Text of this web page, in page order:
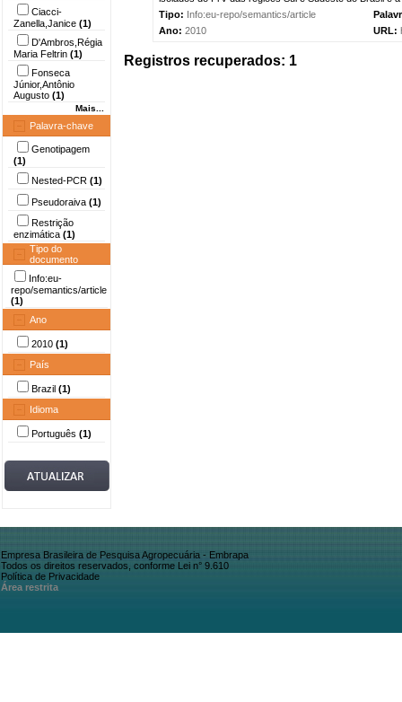
Ciacci-
Zanella,Janice (1)
D'Ambros,Régia
Maria Feltrin (1)
Fonseca
Júnior,Antônio
Augusto (1)
Mais...
Palavra-chave
Genotipagem
(1)
Nested-PCR (1)
Pseudoraiva (1)
Restrição
enzimática (1)
Tipo do
documento
Info:eu-
repo/semantics/article
(1)
Ano
2010 (1)
País
Brazil (1)
Idioma
Português (1)
Tipo: Info:eu-repo/semantics/article
Ano: 2010 URL:
Registros recuperados: 1
Empresa Brasileira de Pesquisa Agropecuária - Embrapa
Todos os direitos reservados, conforme Lei n° 9.610
Política de Privacidade
Área restrita